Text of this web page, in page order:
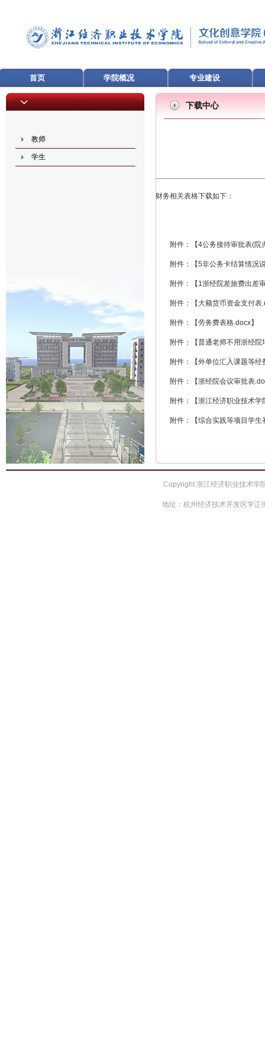
首页 学院概况 专业建设
教师
学生
下载中心
财务相关表格下载如下：
附件：【4公务接待审批表(院
附件：【5非公务卡结算情况
附件：【 1浙经院差旅费出差
附件：【 大额货币资金支付表
附件：【劳务费表格.docx】
附件：【普通老师不用浙经院
附件：【外单位汇入课题等经
附件：【浙经院会议审批表
附件：【浙江经济职业技术学
附件：【综合实践等项目学生
Copyright 浙江经济职业技术学
地址：杭州经济技术开发区学